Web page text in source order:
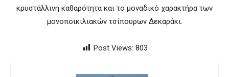
κρυστάλλινη καθαρότητα και το μοναδικό χαρακτήρα των
μονοποικιλιακών τσίπουρων Δεκαράκι.
Post Views: 803